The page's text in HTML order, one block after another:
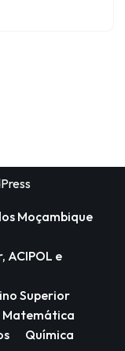
Moçambique
ACIPOL e
Superior
Matemática
Química